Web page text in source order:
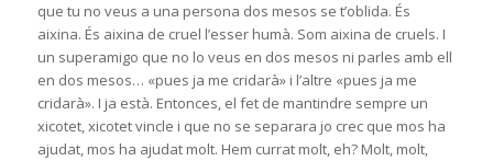
que tu no veus a una persona dos mesos se t’oblida. És
aixina. És aixina de cruel l’esser humà. Som aixina de cruels. I
un superamigo que no lo veus en dos mesos ni parles amb ell
en dos mesos… «pues ja me cridarà» i l’altre «pues ja me
cridarà». I ja està. Entonces, el fet de mantindre sempre un
xicotet, xicotet vincle i que no se separara jo crec que mos ha
ajudat, mos ha ajudat molt. Hem currat molt, eh? Molt, molt,